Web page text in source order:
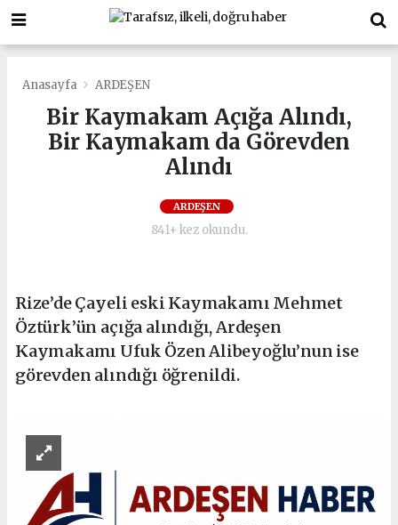
Anasayfa ARDEŞEN
Bir Kaymakam Açığa Alındı,
Bir Kaymakam da Görevden
Alındı
ARDEŞEN
841+ kez okundu.
Rize’de Çayeli eski Kaymakamı Mehmet
Öztürk’ün açığa alındığı, Ardeşen
Kaymakamı Ufuk Özen Alibeyoğlu’nun ise
görevden alındığı öğrenildi.